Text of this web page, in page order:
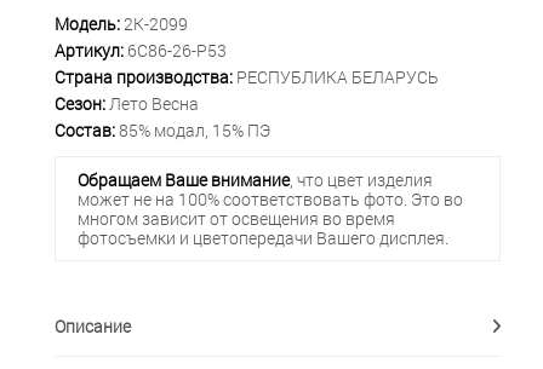
Модель:2К-2099
Артикул: 6С86-26-Р53
Страна производства: РЕСПУБЛИКА БЕЛАРУСЬ
Сезон:Лето Весна
Состав:85% модал, 15% ПЭ
Обращаем Ваше внимание, что цвет изделия
может не на 100% соответствовать фото. Это во
многом зависит от освещения во время
фотосъемки и цветопередачи Вашего дисплея.
Описание